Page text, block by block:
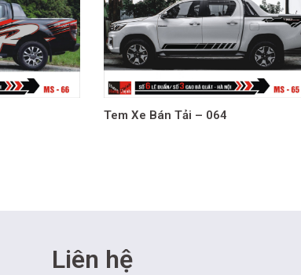
Tem Xe Bán Tải – 064
Liên hệ